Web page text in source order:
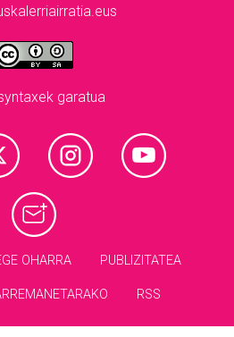
garatua
OHARRA PUBLIZITATEA
RSS